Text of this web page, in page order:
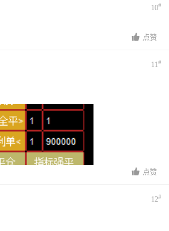
10#
点赞
11#
点赞
12#